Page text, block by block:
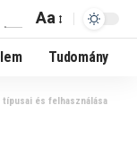
Aa
Tudomány
és felhasználása